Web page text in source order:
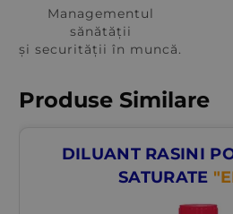
Managementul
sănătății
și securității în muncă.
Produse Similare
DILUANT RASINI
SATURATE